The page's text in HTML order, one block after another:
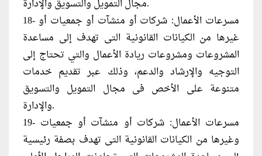
مجال التمويل والتسويق والإدارة.
18- مسرعات الأعمال: شركات أو منشآت أو جمعيات أو
غيرها من الكيانات القانونية التى تهدف إلى مساعدة
المشروعات ومشروعات ريادة الأعمال والتي تحتاج إلى
التوجيه والإرشاد والدعم، وذلك عبر تقديم خدمات
متنوعة على الأخص فى مجال التمويل والتسويق
والإدارة.
19- مسرعات الأعمال: شركات أو منشآت أو جمعيات
وغيرها من الكيانات القانونية التى تهدف بصفة رئيسية